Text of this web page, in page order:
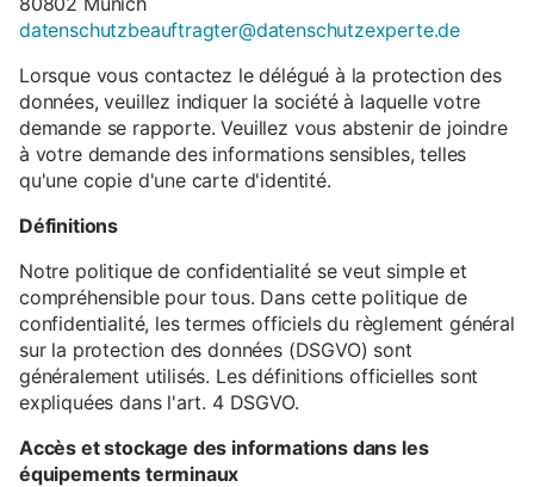
datenschutzbeauftragter@datenschutzexperte.de
Lorsque vous contactez le délégué à la protection des
données, veuillez indiquer la société à laquelle votre
demande se rapporte. Veuillez vous abstenir de joindre
à votre demande des informations sensibles, telles
qu'une copie d'une carte d'identité.
Définitions
Notre politique de confidentialité se veut simple et
compréhensible pour tous. Dans cette politique de
confidentialité, les termes officiels du règlement général
sur la protection des données (DSGVO) sont
généralement utilisés. Les définitions officielles sont
expliquées dans l'art. 4 DSGVO.
Accès et stockage des informations dans les
équipements terminaux